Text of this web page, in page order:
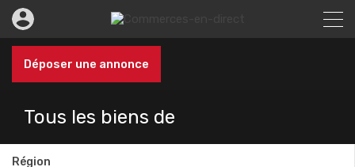
Déposer une annonce
Tous les biens de
Région